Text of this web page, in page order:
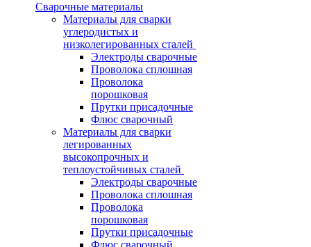
Сварочные материалы
Материалы для сварки
углеродистых и
низколегированных сталей
Электроды сварочные
Проволока сплошная
Проволока
порошковая
Прутки присадочные
Флюс сварочный
Материалы для сварки
легированных
высокопрочных и
теплоустойчивых сталей
Электроды сварочные
Проволока сплошная
Проволока
порошковая
Прутки присадочные
Флюс сварочный